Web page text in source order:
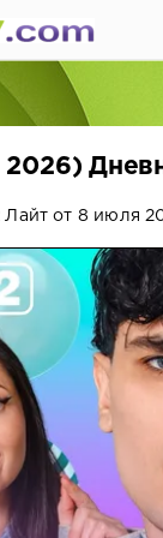
от 8 июля